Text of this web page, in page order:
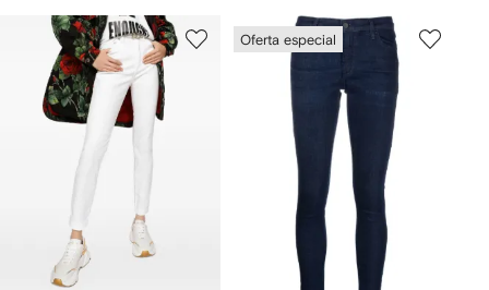
Oferta especial